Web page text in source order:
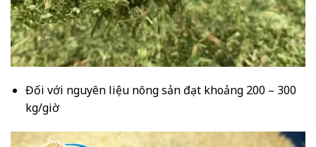
Đối với nguyên liệu nông sản đạt khoảng 200 – 300
kg/giờ